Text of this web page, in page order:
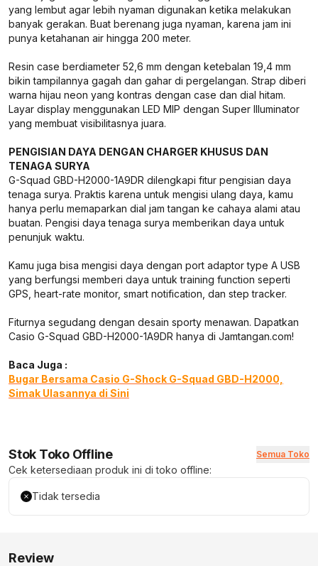
yang lembut agar lebih nyaman digunakan ketika melakukan
banyak gerakan. Buat berenang juga nyaman, karena jam ini
punya ketahanan air hingga 200 meter.
Resin case berdiameter 52,6 mm dengan ketebalan 19,4 mm
bikin tampilannya gagah dan gahar di pergelangan. Strap diberi
warna hijau neon yang kontras dengan case dan dial hitam.
Layar display menggunakan LED MIP dengan Super Illuminator
yang membuat visibilitasnya juara.
PENGISIAN DAYA DENGAN CHARGER KHUSUS DAN
TENAGA SURYA
G-Squad GBD-H2000-1A9DR dilengkapi fitur pengisian daya
tenaga surya. Praktis karena untuk mengisi ulang daya, kamu
hanya perlu memaparkan dial jam tangan ke cahaya alami atau
buatan. Pengisi daya tenaga surya memberikan daya untuk
penunjuk waktu.
Kamu juga bisa mengisi daya dengan port adaptor type A USB
yang berfungsi memberi daya untuk training function seperti
GPS, heart-rate monitor, smart notification, dan step tracker.
Fiturnya segudang dengan desain sporty menawan. Dapatkan
Casio G-Squad GBD-H2000-1A9DR hanya di Jamtangan.com!
Baca Juga :
Bugar Bersama Casio G-Shock G-Squad GBD-H2000,
Simak Ulasannya di Sini
Stok Toko Offline Semua Toko
Cek ketersediaan produk ini di toko offline:
Tidak tersedia
Review